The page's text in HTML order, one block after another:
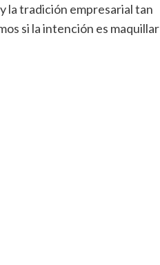
la tradición empresarial tan
si la intención es maquillar